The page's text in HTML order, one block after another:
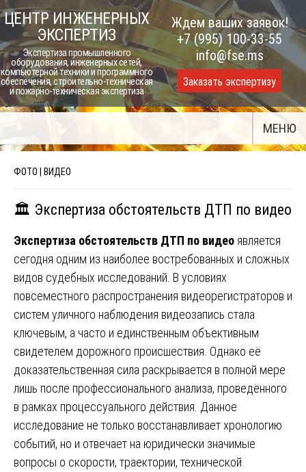
Skip
to
content
ЦЕНТР ИНЖЕНЕРНЫХ
ЭКСПЕРТИЗ
Экспертиза промышленного
оборудования, инженерных сетей,
компьютерной техники и программного
обеспечения, строительно-техническая
и пожарно-техническая экспертиза
Ждем ваших заявок!
+7 (995) 100-33-55
info@fse.ms
Заказать экспертизу
МЕНЮ
ФОТО | ВИДЕО
🏛️ Экспертиза обстоятельств ДТП по видео
Экспертиза обстоятельств ДТП по видео является
сегодня одним из наиболее востребованных и сложных
видов судебных исследований. В условиях
повсеместного распространения видеорегистраторов и
систем уличного наблюдения видеозапись стала
ключевым, а часто и единственным объективным
свидетелем дорожного происшествия. Однако её
доказательственная сила раскрывается в полной мере
лишь после профессионального анализа, проведённого
в рамках процессуального действия. Данное
исследование не только восстанавливает хронологию
событий, но и отвечает на юридически значимые
вопросы о скорости, траектории, технической